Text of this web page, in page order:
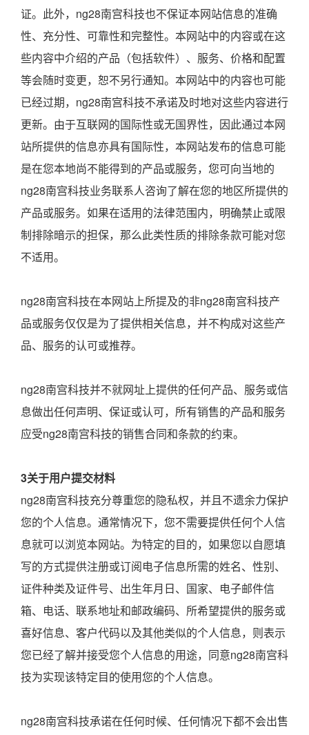
证。此外，ng28南宫科技也不保证本网站信息的准确
性、充分性、可靠性和完整性。本网站中的内容或在这
些内容中介绍的产品（包括软件）、服务、价格和配置
等会随时变更，恕不另行通知。本网站中的内容也可能
已经过期，ng28南宫科技不承诺及时地对这些内容进行
更新。由于互联网的国际性或无国界性，因此通过本网
站所提供的信息亦具有国际性，本网站发布的信息可能
是在您本地尚不能得到的产品或服务，您可向当地的
ng28南宫科技业务联系人咨询了解在您的地区所提供的
产品或服务。如果在适用的法律范围内，明确禁止或限
制排除暗示的担保，那么此类性质的排除条款可能对您
不适用。
ng28南宫科技在本网站上所提及的非ng28南宫科技产
品或服务仅仅是为了提供相关信息，并不构成对这些产
品、服务的认可或推荐。
ng28南宫科技并不就网址上提供的任何产品、服务或信
息做出任何声明、保证或认可，所有销售的产品和服务
应受ng28南宫科技的销售合同和条款的约束。
3关于用户提交材料
ng28南宫科技充分尊重您的隐私权，并且不遗余力保护
您的个人信息。通常情况下，您不需要提供任何个人信
息就可以浏览本网站。为特定的目的，如果您以自愿填
写的方式提供注册或订阅电子信息所需的姓名、性别、
证件种类及证件号、出生年月日、国家、电子邮件信
箱、电话、联系地址和邮政编码、所希望提供的服务或
喜好信息、客户代码以及其他类似的个人信息，则表示
您已经了解并接受您个人信息的用途，同意ng28南宫科
技为实现该特定目的使用您的个人信息。
ng28南宫科技承诺在任何时候、任何情况下都不会出售